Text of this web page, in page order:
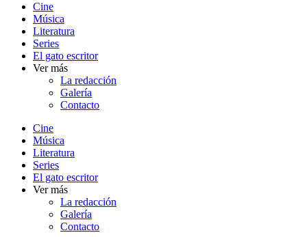
Cine
Música
Literatura
Series
El gato escritor
Ver más
La redacción
Galería
Contacto
Cine
Música
Literatura
Series
El gato escritor
Ver más
La redacción
Galería
Contacto